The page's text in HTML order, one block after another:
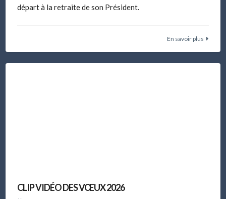
départ à la retraite de son Président.
En savoir plus
CLIP VIDÉO DES VŒUX 2026